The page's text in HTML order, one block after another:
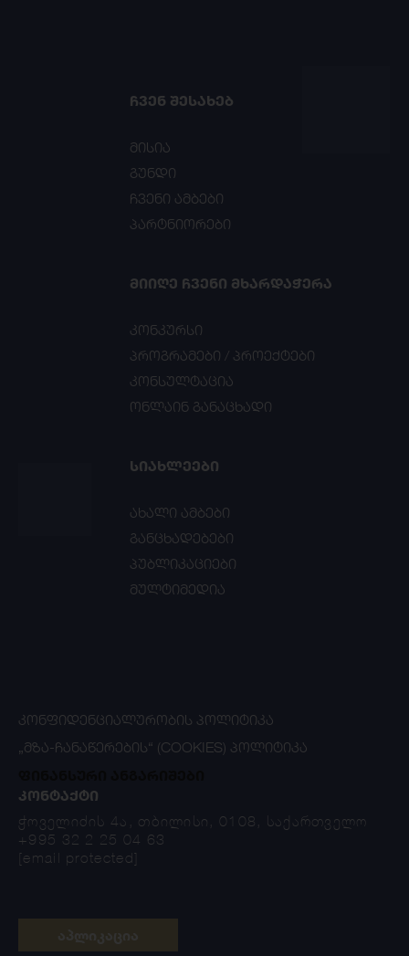
ᲩᲕᲔᲜ ᲨᲔᲡᲐᲮᲔᲑ
მისია
გუნდი
ჩვენი ამბები
პარტნიორები
ᲛᲘᲘᲦᲔ ᲩᲕᲔᲜᲘ ᲛᲮᲐᲠᲓᲐᲭᲔᲠᲐ
კონკურსი
პროგრამები / პროექტები
კონსულტაცია
ონლაინ განაცხადი
ᲡᲘᲐᲮᲚᲔᲔᲑᲘ
ახალი ამბები
განცხადებები
პუბლიკაციები
მულტიმედია
ᲙᲝᲜᲤᲘᲓᲔᲜᲪᲘᲐᲚᲣᲠᲝᲑᲘᲡ ᲞᲝᲚᲘᲢᲘᲙᲐ
„ᲛᲖᲐ-ᲩᲐᲜᲐᲬᲔᲠᲔᲑᲘᲡ“ (COOKIES) ᲞᲝᲚᲘᲢᲘᲙᲐ
ᲙᲝᲜᲢᲐᲥᲢᲘ
ჭოველიძის 4ა, თბილისი, 0108, საქართველო
+995 32 2 25 04 63
[email protected]